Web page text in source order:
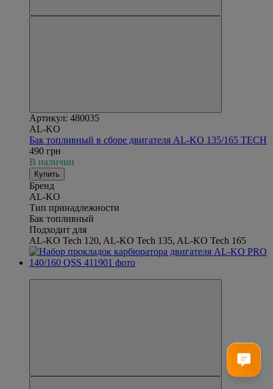
Артикул: 480035
AL-KO
Бак топливный в сборе двигателя AL-KO 135/165 TECH
490 грн
В наличии
Купить
Бренд
AL-KO
Тип принадлежности
Бак топливный
Подходит для
AL-KO Tech 120, AL-KO Tech 135, AL-KO Tech 165